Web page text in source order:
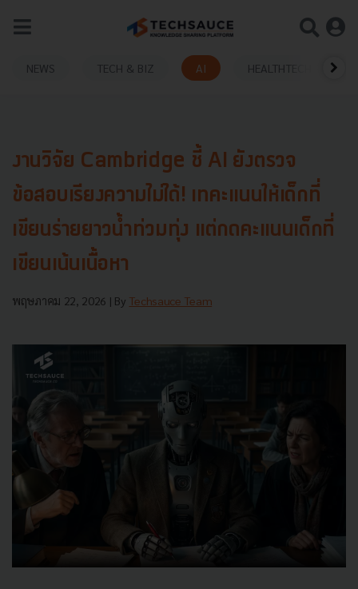
NEWS TECH & BIZ AI HEALTHTECH
งานวิจัย Cambridge ชี้ AI ยังตรวจ
ข้อสอบเรียงความไม่ได้! เทคะแนนให้เด็กที่
เขียนร่ายยาวน้ำท่วมทุ่ง แต่กดคะแนนเด็กที่
เขียนเน้นเนื้อหา
พฤษภาคม 22, 2026 | By Techsauce Team